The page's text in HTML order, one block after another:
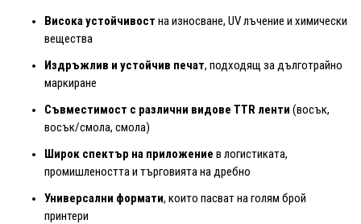
Висока устойчивост на износване, UV лъчение и химически
вещества
Издръжлив и устойчив печат, подходящ за дълготрайно
маркиране
Съвместимост с различни видове TTR ленти (восък,
восък/смола, смола)
Широк спектър на приложение в логистиката,
промишлеността и търговията на дребно
Универсални формати, които пасват на голям брой
принтери